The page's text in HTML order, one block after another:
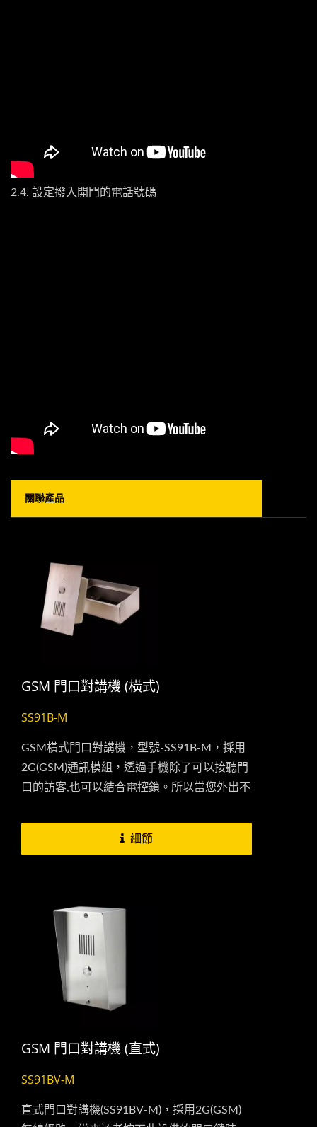
2.4. 設定撥入開門的電話號碼
關聯產品
GSM 門口對講機 (橫式)
SS91B-M
GSM橫式門口對講機，型號-SS91B-M，採用
2G(GSM)通訊模組，透過手機除了可以接聽門
口的訪客,也可以結合電控鎖。所以當您外出不
門開關。當來訪者按下此設備的門口鍵時，它
即會透過SIM卡來撥打您事先預設好的手機號
撥號開門，免戴鑰匙
細節
GSM 門口對講機 (直式)
SS91BV-M
直式門口對講機(SS91BV-M)，採用2G(GSM)